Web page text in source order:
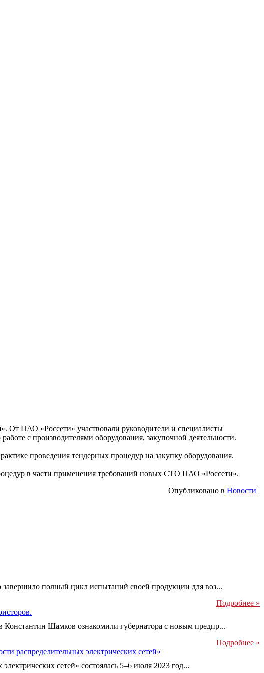
От ПАО «Россети» участвовали руководители и специалисты
с производителями оборудования, закупочной деятельности.
проведения тендерных процедур на закупку оборудования.
в части применения требований новых СТО ПАО «Россети».
Опубликовано в Новости |
полный цикл испытаний своей продукции для воз...
Подробнее »
Шамков ознакомили губернатора с новым предпр...
Подробнее »
распределительных электрических сетей»
сетей» состоялась 5–6 июля 2023 год...